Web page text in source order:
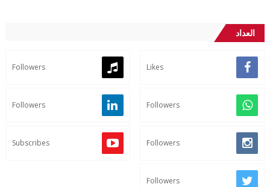
العداد
Likes
Followers
Followers
Followers
Followers
Subscribes
Followers